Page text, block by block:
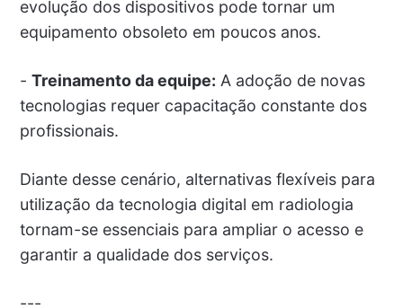
evolução dos dispositivos pode tornar um
equipamento obsoleto em poucos anos.
- Treinamento da equipe: A adoção de novas
tecnologias requer capacitação constante dos
profissionais.
Diante desse cenário, alternativas flexíveis para
utilização da tecnologia digital em radiologia
tornam-se essenciais para ampliar o acesso e
garantir a qualidade dos serviços.
---